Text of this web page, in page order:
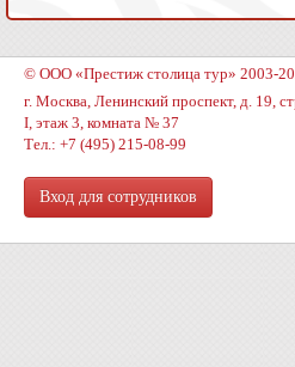
© ООО «Престиж столица тур» 2003-
г. Москва, Ленинский проспект, д. 19,
I, этаж 3, комната № 37
Тел.: +7 (495) 215-08-99
Вход для сотрудников